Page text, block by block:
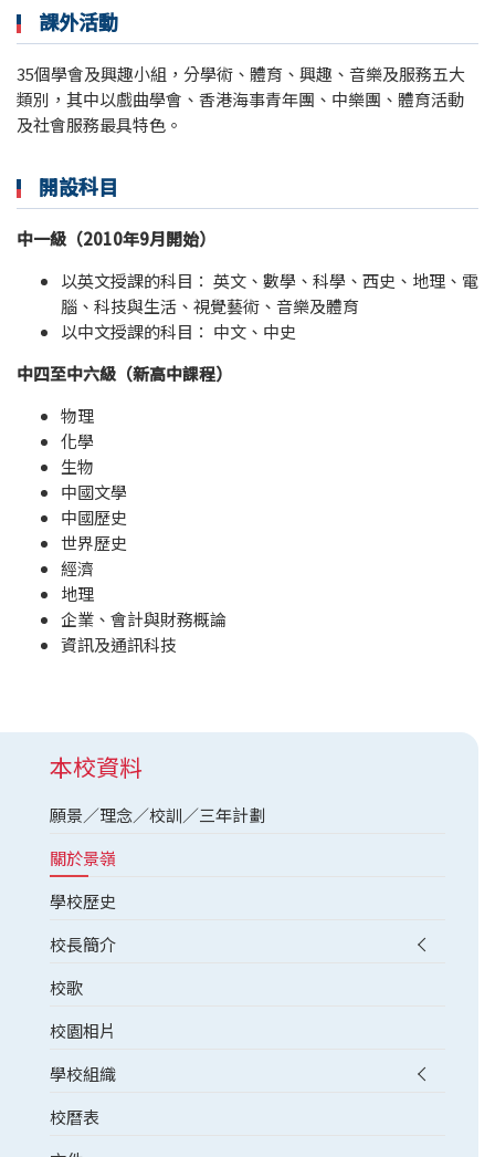
課外活動
35個學會及興趣小組，分學術、體育、興趣、音樂及服務五大
類別，其中以戲曲學會、 香港海事青年團 、中樂團、體育活動
及社會服務最具特色。
開設科目
中一級（2010年9月開始）
以英文授課的科目： 英文、數學、科學、西史、地理、電
腦、科技與生活、視覺藝術、音樂及體育
以中文授課的科目： 中文、中史
中四至中六級（新高中課程）
物理
化學
生物
中國文學
中國歷史
世界歷史
經濟
地理
企業、會計與財務概論
資訊及通訊科技
本校資料
願景／理念／校訓／三年計劃
關於景嶺
學校歷史
校長簡介
校歌
校園相片
學校組織
校曆表